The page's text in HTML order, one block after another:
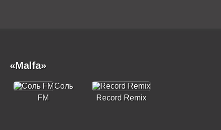
«Malfa»
Соль
FM
Record Remix